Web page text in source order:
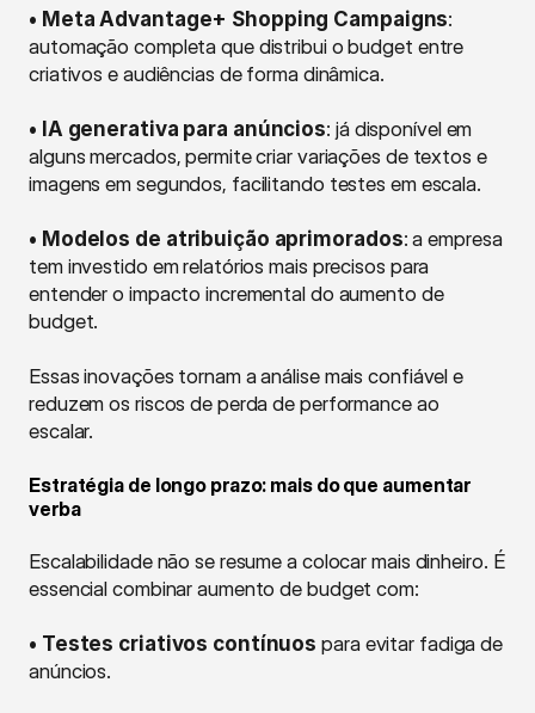
• Meta Advantage+ Shopping Campaigns:
automação completa que distribui o budget entre
criativos e audiências de forma dinâmica.
• IA generativa para anúncios: já disponível em
alguns mercados, permite criar variações de textos e
imagens em segundos, facilitando testes em escala.
• Modelos de atribuição aprimorados: a empresa
tem investido em relatórios mais precisos para
entender o impacto incremental do aumento de
budget.
Essas inovações tornam a análise mais confiável e
reduzem os riscos de perda de performance ao
escalar.
Estratégia de longo prazo: mais do que aumentar
verba
Escalabilidade não se resume a colocar mais dinheiro. É
essencial combinar aumento de budget com:
• Testes criativos contínuos para evitar fadiga de
anúncios.